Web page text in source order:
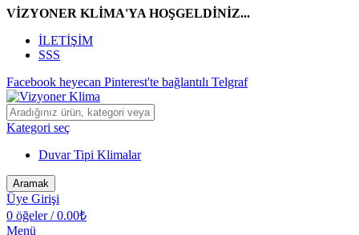
VİZYONER KLİMA'YA HOŞGELDİNİZ...
İLETİŞİM
SSS
Facebook heyecan Pinterest'te bağlantılı Telgraf
Kategori seç
Duvar Tipi Klimalar
Aramak
Üye Girişi
0 öğeler / 0.00₺
Menü